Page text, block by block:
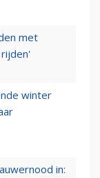
met
winter
in: